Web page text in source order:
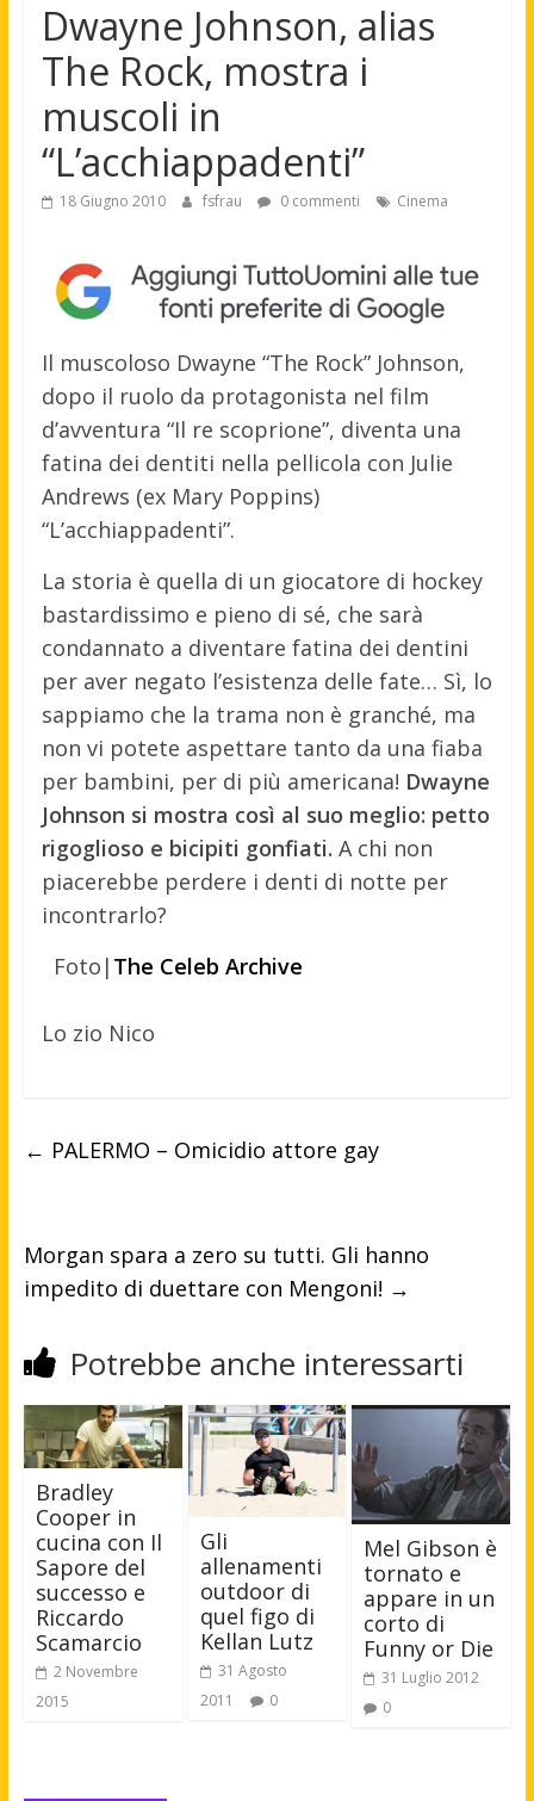
Dwayne Johnson, alias
The Rock, mostra i
muscoli in
“L’acchiappadenti”
18 Giugno 2010 fsfrau 0 commenti Cinema
Il muscoloso Dwayne “The Rock” Johnson,
dopo il ruolo da protagonista nel film
d’avventura “Il re scoprione”, diventa una
fatina dei dentiti nella pellicola con Julie
Andrews (ex Mary Poppins)
“L’acchiappadenti”.
La storia è quella di un giocatore di hockey
bastardissimo e pieno di sé, che sarà
condannato a diventare fatina dei dentini
per aver negato l’esistenza delle fate… Sì, lo
sappiamo che la trama non è granché, ma
non vi potete aspettare tanto da una fiaba
per bambini, per di più americana! Dwayne
Johnson si mostra così al suo meglio: petto
rigoglioso e bicipiti gonfiati. A chi non
piacerebbe perdere i denti di notte per
incontrarlo?
Foto| The Celeb Archive
Lo zio Nico
← PALERMO – Omicidio attore gay
Morgan spara a zero su tutti. Gli hanno
impedito di duettare con Mengoni! →
Potrebbe anche interessarti
Bradley
Cooper in
cucina con Il
Sapore del
successo e
Riccardo
Scamarcio
2 Novembre
2015
Gli
allenamenti
outdoor di
quel figo di
Kellan Lutz
31 Agosto
2011
0
Mel Gibson è
tornato e
appare in un
corto di
Funny or Die
31 Luglio 2012
0